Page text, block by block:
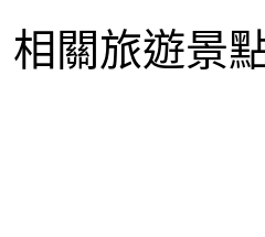
相關旅遊景